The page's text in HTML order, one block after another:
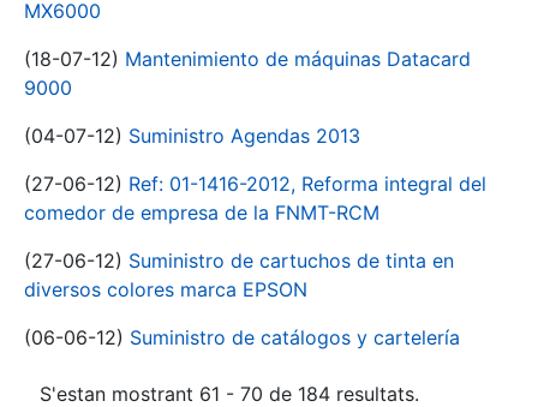
MX6000
(18-07-12) Mantenimiento de máquinas Datacard
9000
(04-07-12) Suministro Agendas 2013
(27-06-12) Ref: 01-1416-2012, Reforma integral del
comedor de empresa de la FNMT-RCM
(27-06-12) Suministro de cartuchos de tinta en
diversos colores marca EPSON
(06-06-12) Suministro de catálogos y cartelería
S'estan mostrant 61 - 70 de 184 resultats.